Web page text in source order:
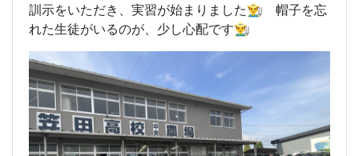
訓示をいただき、実習が始まりました👨‍🌾 帽子を忘
れた生徒がいるのが、少し心配です👨‍🌾